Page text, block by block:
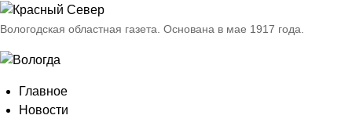
Вологодская областная газета. Основана в мае 1917 года.
Главное
Новости